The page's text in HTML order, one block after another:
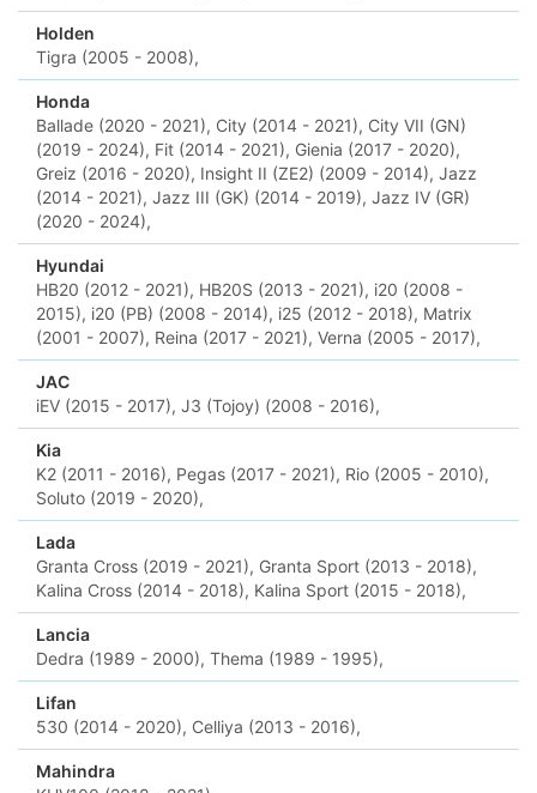
Holden
Tigra (2005 - 2008),
Honda
Ballade (2020 - 2021), City (2014 - 2021), City VII (GN)
(2019 - 2024), Fit (2014 - 2021), Gienia (2017 - 2020),
Greiz (2016 - 2020), Insight II (ZE2) (2009 - 2014), Jazz
(2014 - 2021), Jazz III (GK) (2014 - 2019), Jazz IV (GR)
(2020 - 2024),
Hyundai
HB20 (2012 - 2021), HB20S (2013 - 2021), i20 (2008 -
2015), i20 (PB) (2008 - 2014), i25 (2012 - 2018), Matrix
(2001 - 2007), Reina (2017 - 2021), Verna (2005 - 2017),
JAC
iEV (2015 - 2017), J3 (Tojoy) (2008 - 2016),
Kia
K2 (2011 - 2016), Pegas (2017 - 2021), Rio (2005 - 2010),
Soluto (2019 - 2020),
Lada
Granta Cross (2019 - 2021), Granta Sport (2013 - 2018),
Kalina Cross (2014 - 2018), Kalina Sport (2015 - 2018),
Lancia
Dedra (1989 - 2000), Thema (1989 - 1995),
Lifan
530 (2014 - 2020), Celliya (2013 - 2016),
Mahindra